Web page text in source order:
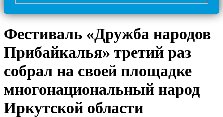
Фестиваль «Дружба народов
Прибайкалья» третий раз
собрал на своей площадке
многонациональный народ
Иркутской области